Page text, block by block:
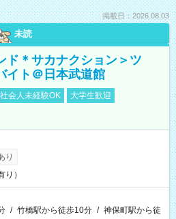
掲載日：2026.08.03
未読
ド＊サカナクション＞ツ
イト＠日本武道館
社会人未経験OK
大学生歓迎
り
り）
/ 竹橋駅から徒歩10分 / 神保町駅から徒